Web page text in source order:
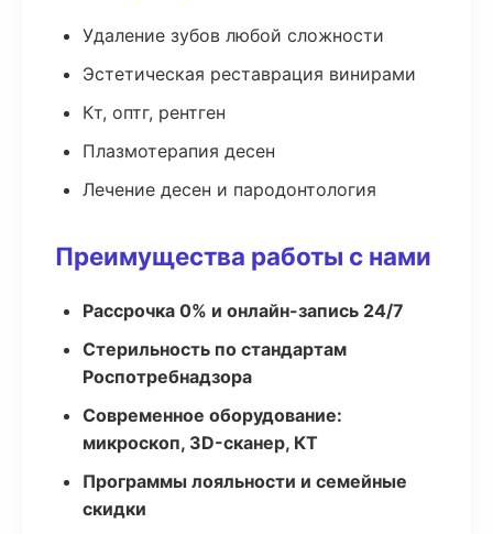
Удаление зубов любой сложности
Эстетическая реставрация винирами
Кт, оптг, рентген
Плазмотерапия десен
Лечение десен и пародонтология
Преимущества работы с нами
Рассрочка 0% и онлайн-запись 24/7
Стерильность по стандартам
Роспотребнадзора
Современное оборудование:
микроскоп, 3D-сканер, КТ
Программы лояльности и семейные
скидки